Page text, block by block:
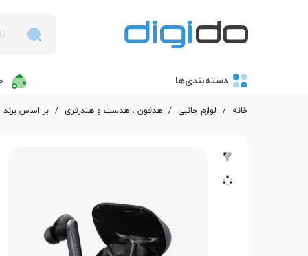
دسته‌بندی‌ها
خانه / لوازم جانبی / هدفون ، هدست و هندزفری / بر اساس برند